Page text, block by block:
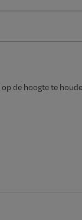
de hoogte te